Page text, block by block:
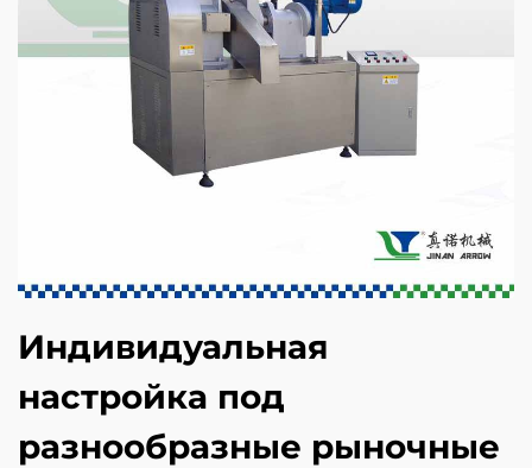
Индивидуальная
настройка под
разнообразные рыночные